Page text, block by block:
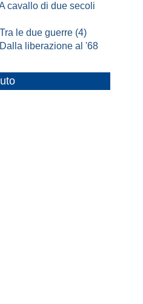
cavallo di due secoli
le due guerre (4)
liberazione al '68